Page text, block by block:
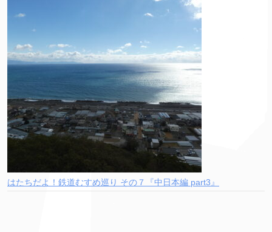
はたちだよ！鉄道むすめ巡り その７『中日本編 part3』